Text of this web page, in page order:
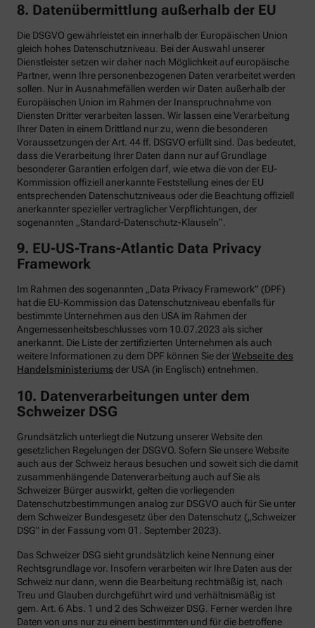
8. Datenübermittlung außerhalb der EU
Die DSGVO gewährleistet ein innerhalb der Europäischen Union
gleich hohes Datenschutzniveau. Bei der Auswahl unserer
Dienstleister setzen wir daher nach Möglichkeit auf europäische
Partner, wenn Ihre personenbezogenen Daten verarbeitet werden
sollen. Nur in Ausnahmefällen werden wir Daten außerhalb der
Europäischen Union im Rahmen der Inanspruchnahme von
Diensten Dritter verarbeiten lassen. Wir lassen eine Verarbeitung
Ihrer Daten in einem Drittland nur zu, wenn die besonderen
Voraussetzungen der Art. 44 ff. DSGVO erfüllt sind. Das bedeutet,
dass die Verarbeitung Ihrer Daten dann nur auf Grundlage
besonderer Garantien erfolgen darf, wie etwa die von der EU-
Kommission offiziell anerkannte Feststellung eines der EU
entsprechenden Datenschutzniveaus oder die Beachtung offiziell
anerkannter spezieller vertraglicher Verpflichtungen, der
sogenannten „Standard-Datenschutz-Klauseln“.
9. EU-US-Trans-Atlantic Data Privacy
Framework
Im Rahmen des sogenannten „Data Privacy Framework” (DPF)
hat die EU-Kommission das Datenschutzniveau ebenfalls für
bestimmte Unternehmen aus den USA im Rahmen der
Angemessenheitsbeschlusses vom 10.07.2023 als sicher
anerkannt. Die Liste der zertifizierten Unternehmen als auch
weitere Informationen zu dem DPF können Sie derWebseite des
Handelsministeriumsder USA (in Englisch) entnehmen.
10. Datenverarbeitungen unter dem
Schweizer DSG
Grundsätzlich unterliegt die Nutzung unserer Website den
gesetzlichen Regelungen der DSGVO. Sofern Sie unsere Website
auch aus der Schweiz heraus besuchen und soweit sich die damit
zusammenhängende Datenverarbeitung auch auf Sie als
Schweizer Bürger auswirkt, gelten die vorliegenden
Datenschutzbestimmungen analog zur DSGVO auch für Sie unter
dem Schweizer Bundesgesetz über den Datenschutz („Schweizer
DSG" in der Fassung vom 01. September 2023).
Das Schweizer DSG sieht grundsätzlich keine Nennung einer
Rechtsgrundlage vor. Insofern verarbeiten wir Ihre Daten aus der
Schweiz nur dann, wenn die Bearbeitung rechtmäßig ist, nach
Treu und Glauben durchgeführt wird und verhältnismäßig ist
gem. Art. 6 Abs. 1 und 2 des Schweizer DSG. Ferner werden Ihre
Daten von uns nur zu einem bestimmten und für die betroffene